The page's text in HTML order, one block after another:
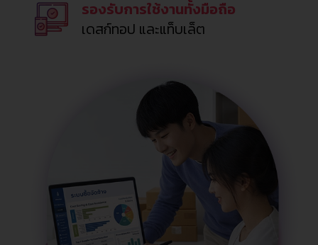
รองรับการใช้งานทั้งมือถือ
เดสก์ทอป และแท็บเล็ต